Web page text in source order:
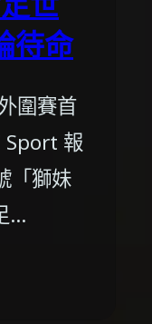
待命
圍賽首
Sport 報
「獅妹
…